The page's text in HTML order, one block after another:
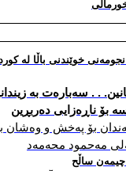
خوێندنی باڵا له‌
. . سه‌باره‌ت به‌
بۆ ناڕه‌زایی ده‌ربڕین
بۆ په‌خش و وه‌شان
مه‌حمود محه‌مه‌د
ساڵح